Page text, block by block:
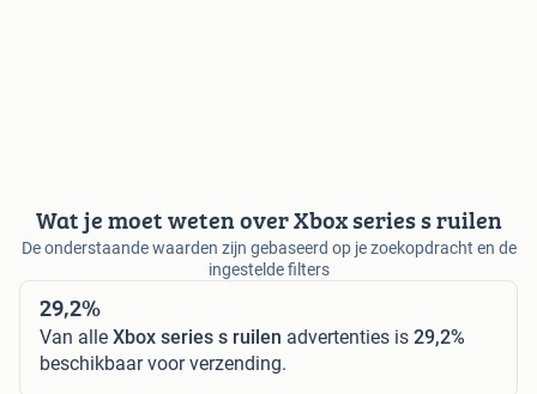
Wat je moet weten over Xbox series s ruilen
De onderstaande waarden zijn gebaseerd op je zoekopdracht en de
ingestelde filters
29,2%
Van alle Xbox series s ruilen advertenties is 29,2%
beschikbaar voor verzending.